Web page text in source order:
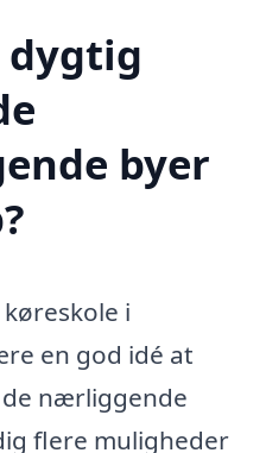
dygtig
byer
i
en god idé at
nærliggende
flere muligheder